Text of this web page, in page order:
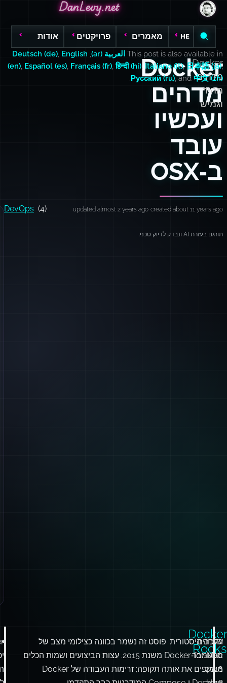
DanLevy.net
DanLevy.net
DanLevy.net
HE מאמרים פרויקטים אודות
Docker
מדהים
ועכשיו
עובד
ב‑OSX
Docker
מדהים,
מהיר
וגמיש
This post is also available in العربية (ar) ,
Deutsch (de), English
(en), Español (es), Français (fr),हिन्दी (hi), Italiano (it), 日本語 (ja),
Русский (ru), and 中文 (zh)
.
created about 11 years ago
updated almost 2 years ago
DevOps (4)
תורגם בעזרת AI ונבדק לדיוק טכני.
Docker
Rocks
עדכונים
ספטמבר
2016,
הערה היסטורית: פוסט זה נשמר בכוונה כצילומי מצב של
Docker‑for‑Mac משנת 2015. עצות הביצועים ושמות הכלים
משקפים את אותה תקופה; זרימות העבודה של Docker